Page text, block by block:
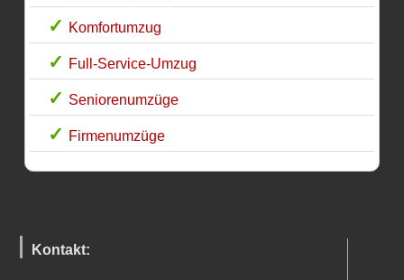
Komfortumzug
Full-Service-Umzug
Seniorenumzüge
Firmenumzüge
Kontakt: